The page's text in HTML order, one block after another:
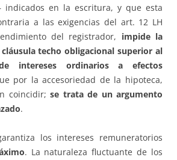
indicados en la escritura, y que esta
a las exigencias del art. 12 LH
del registrador, impide la
techo obligacional superior al
intereses ordinarios a efectos
por la accesoriedad de la hipoteca,
coincidir; se trata de un argumento
.
los intereses remuneratorios
. La naturaleza fluctuante de los